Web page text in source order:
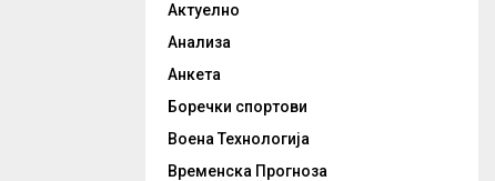
Актуелно
Анализа
Анкета
Боречки спортови
Воена Технологија
Временска Прогноза